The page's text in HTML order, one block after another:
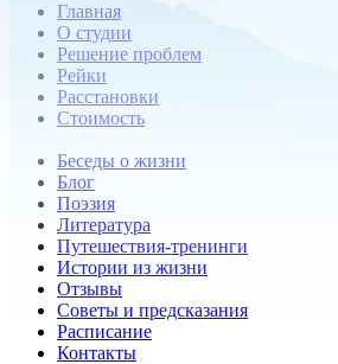
Главная
О студии
Решение проблем
Рейки
Расстановки
Стоимость
Беседы о жизни
Блог
Поэзия
Литература
Путешествия-тренинги
Истории из жизни
Отзывы
Советы и предсказания
Расписание
Контакты